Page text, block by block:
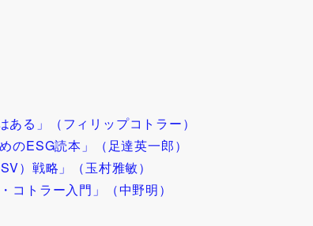
る」（フィリップコトラー）
のESG読本」（足達英一郎）
）戦略」（玉村雅敏）
トラー入門」（中野明）